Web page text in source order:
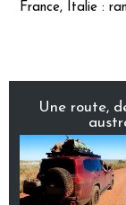
France, Italie :
Une route,